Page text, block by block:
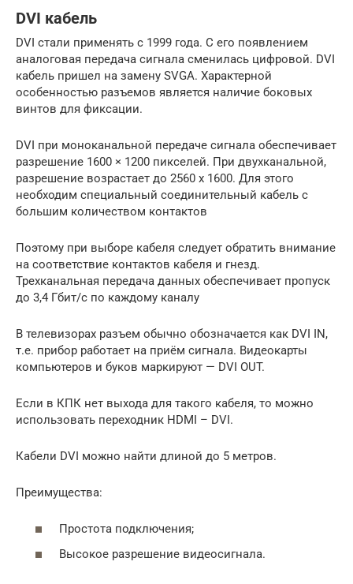
DVI кабель
DVI стали применять с 1999 года. С его появлением
аналоговая передача сигнала сменилась цифровой. DVI
кабель пришел на замену SVGA. Характерной
особенностью разъемов является наличие боковых
винтов для фиксации.
DVI при моноканальной передаче сигнала обеспечивает
разрешение 1600 × 1200 пикселей. При двухканальной,
разрешение возрастает до 2560 х 1600. Для этого
необходим специальный соединительный кабель с
большим количеством контактов
Поэтому при выборе кабеля следует обратить внимание
на соответствие контактов кабеля и гнезд.
Трехканальная передача данных обеспечивает пропуск
до 3,4 Гбит/с по каждому каналу
В телевизорах разъем обычно обозначается как DVI IN,
т.е. прибор работает на приём сигнала. Видеокарты
компьютеров и буков маркируют — DVI OUT.
Если в КПК нет выхода для такого кабеля, то можно
использовать переходник HDMI – DVI.
Кабели DVI можно найти длиной до 5 метров.
Преимущества:
Простота подключения;
Высокое разрешение видеосигнала.